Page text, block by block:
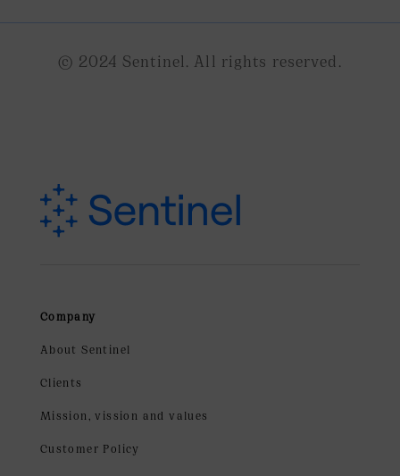
© 2024 Sentinel. All rights reserved.
Company
About Sentinel
Clients
Mission, vission and values
Customer Policy